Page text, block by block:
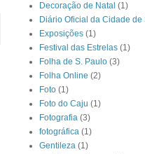
Decoração de Natal (1)
Diário Oficial da Cidade de
Exposições (1)
Festival das Estrelas (1)
Folha de S. Paulo (3)
Folha Online (2)
Foto (1)
Foto do Caju (1)
Fotografia (3)
fotográfica (1)
Gentileza (1)